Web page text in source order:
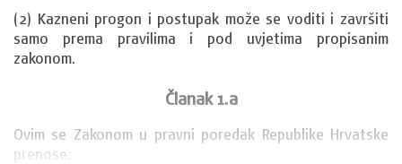
(2) Kazneni progon i postupak može se voditi i završiti
samo prema pravilima i pod uvjetima propisanim
zakonom.
Članak 1.a
Ovim se Zakonom u pravni poredak Republike Hrvatske
prenose: